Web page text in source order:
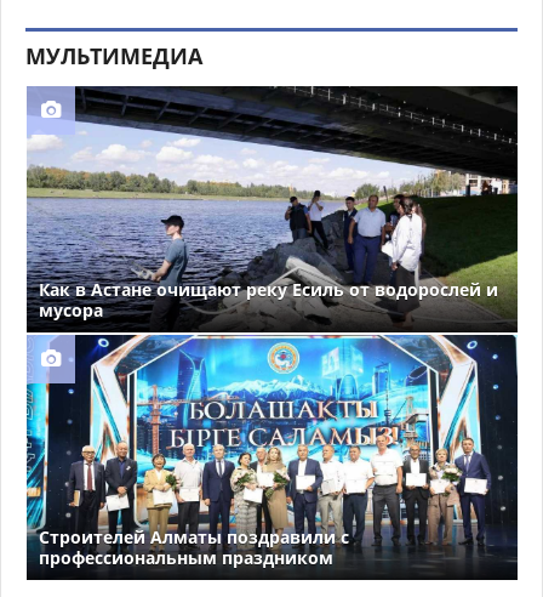
МУЛЬТИМЕДИА
Как в Астане очищают реку Есиль от водорослей и
мусора
Строителей Алматы поздравили с
профессиональным праздником